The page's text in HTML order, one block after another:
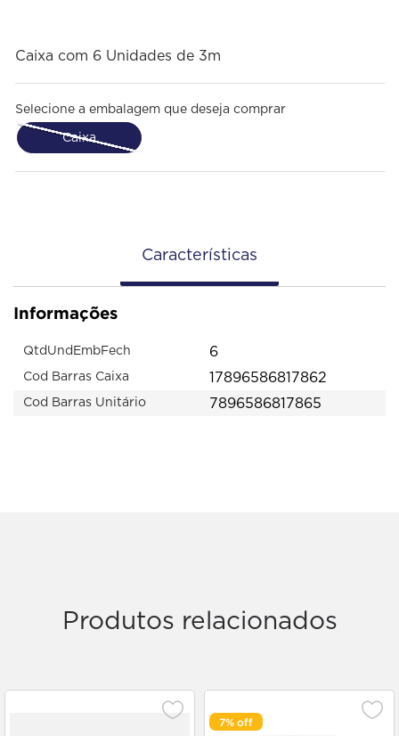
Caixa com 6 Unidades de 3m
Selecione a embalagem que deseja comprar
Caixa
Características
Informações
QtdUndEmbFech 6
Cod Barras Caixa 17896586817862
Cod Barras Unitário 7896586817865
Produtos relacionados
7%